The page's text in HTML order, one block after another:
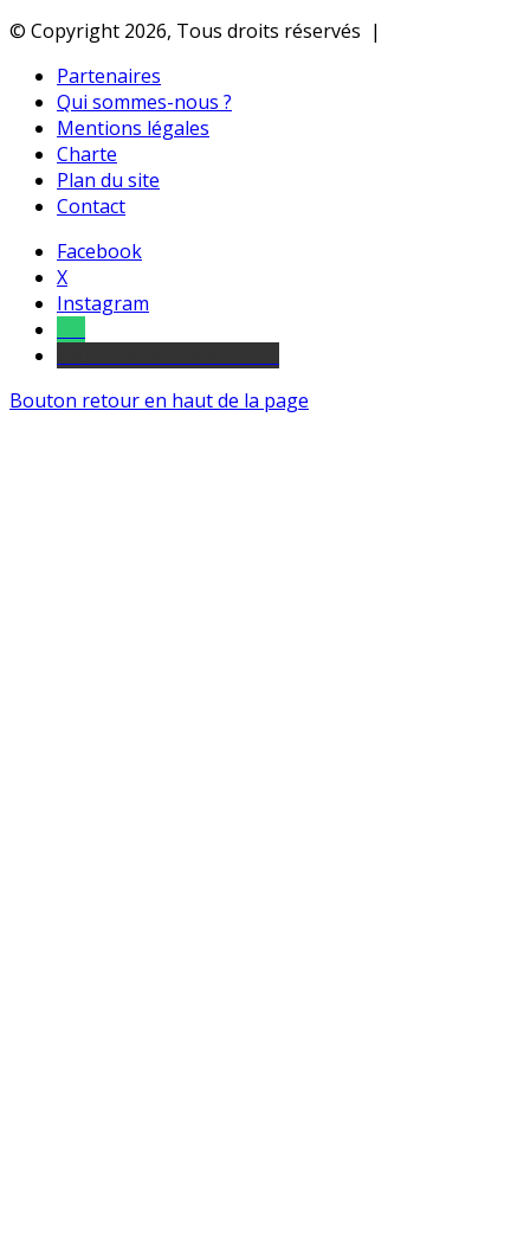
© Copyright 2026, Tous droits réservés |
Partenaires
Qui sommes-nous ?
Mentions légales
Charte
Plan du site
Contact
Facebook
X
Instagram
Bouton retour en haut de la page